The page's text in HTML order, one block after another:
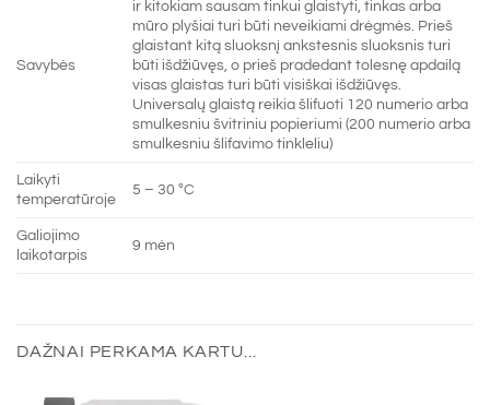
Savybės
ir kitokiam sausam tinkui glaistyti, tinkas arba
mūro plyšiai turi būti neveikiami drėgmės. Prieš
glaistant kitą sluoksnį ankstesnis sluoksnis turi
būti išdžiūvęs, o prieš pradedant tolesnę apdailą
visas glaistas turi būti visiškai išdžiūvęs.
Universalų glaistą reikia šlifuoti 120 numerio arba
smulkesniu švitriniu popieriumi (200 numerio arba
smulkesniu šlifavimo tinkleliu)
Laikyti
temperatūroje
5 – 30 °C
Galiojimo
laikotarpis
9 mėn
DAŽNAI PERKAMA KARTU...